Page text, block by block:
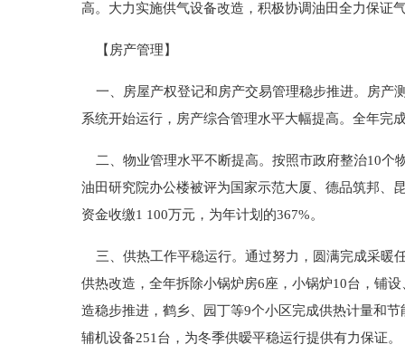
高。大力实施供气设备改造，积极协调油田全力保证
【房产管理】
一、房屋产权登记和房产交易管理稳步推进。房产
系统开始运行，房产综合管理水平大幅提高。全年完
二、物业管理水平不断提高。按照市政府整治10个
油田研究院办公楼被评为国家示范大厦、德品筑邦、
资金收缴1 100万元，为年计划的367%。
三、供热工作平稳运行。通过努力，圆满完成采暖
供热改造，全年拆除小锅炉房6座，小锅炉10台，铺
造稳步推进，鹤乡、园丁等9个小区完成供热计量和
辅机设备251台，为冬季供暧平稳运行提供有力保证。